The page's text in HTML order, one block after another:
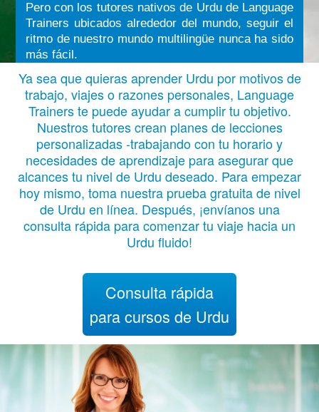
Pero con los tutores nativos de Urdu de Language
Trainers ubicados alrededor del mundo, seguir el
ritmo de nuestro mundo multilingüe nunca ha sido
más fácil.
Ya sea que quieras aprender Urdu por motivos de
trabajo, viajes o razones personales, Language
Trainers te puede ayudar a cumplir tu objetivo.
Nuestros tutores crean planes de lecciones
personalizadas -trabajando con tu horario y
necesidades de aprendizaje para asegurar que
alcances tu nivel de Urdu deseado. Para empezar
hoy mismo, toma nuestra prueba gratuita de nivel
de Urdu en línea. Después, ¡envíanos una
consulta rápida para comenzar tu viaje hacia un
Urdu fluido!
Consulta rápida
para cursos de Urdu